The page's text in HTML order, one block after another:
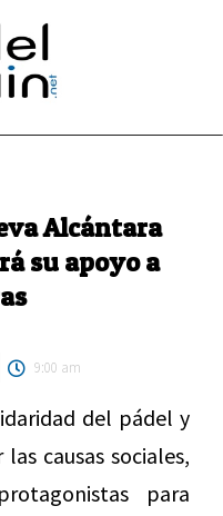
Alcántara
su apoyo a
9:00 am
del pádel y
causas sociales,
para